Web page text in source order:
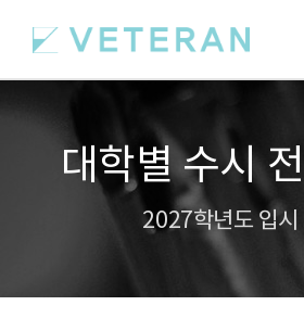
대학별 수시
2027학년도 입시